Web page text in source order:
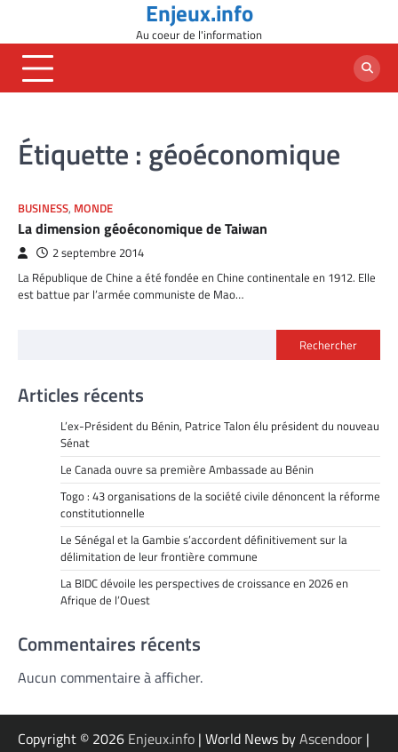
content
Enjeux.info
Au coeur de l'information
Étiquette : géoéconomique
BUSINESS, MONDE
La dimension géoéconomique de Taiwan
2 septembre 2014
​La République de Chine a été fondée en Chine continentale en 1912. Elle
est battue par l’armée communiste de Mao…
Rechercher
Articles récents
L’ex-Président du Bénin, Patrice Talon élu président du nouveau
Sénat
Le Canada ouvre sa première Ambassade au Bénin
Togo : 43 organisations de la société civile dénoncent la réforme
constitutionnelle
Le Sénégal et la Gambie s’accordent définitivement sur la
délimitation de leur frontière commune
La BIDC dévoile les perspectives de croissance en 2026 en
Afrique de l’Ouest
Commentaires récents
Aucun commentaire à afficher.
Copyright © 2026 Enjeux.info | World News byAscendoor |